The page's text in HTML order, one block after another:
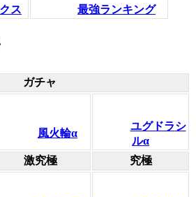
ス 最強ランキング
ガチャ
風火輪α
ユグドラシ
ルα
激究極 究極